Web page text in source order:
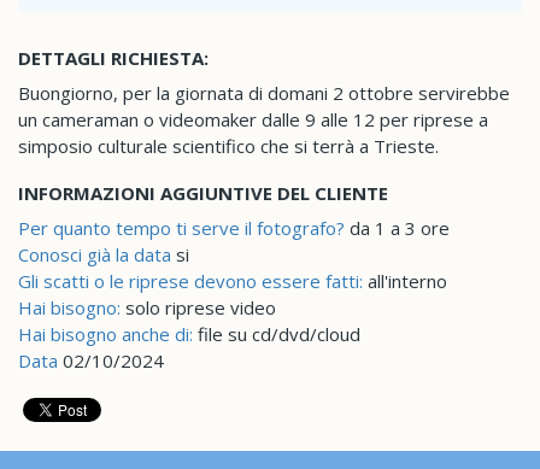
DETTAGLI RICHIESTA:
Buongiorno, per la giornata di domani 2 ottobre servirebbe
un cameraman o videomaker dalle 9 alle 12 per riprese a
simposio culturale scientifico che si terrà a Trieste.
INFORMAZIONI AGGIUNTIVE DEL CLIENTE
Per quanto tempo ti serve il fotografo? da 1 a 3 ore
Conosci già la data si
Gli scatti o le riprese devono essere fatti: all'interno
Hai bisogno: solo riprese video
Hai bisogno anche di: file su cd/dvd/cloud
Data 02/10/2024